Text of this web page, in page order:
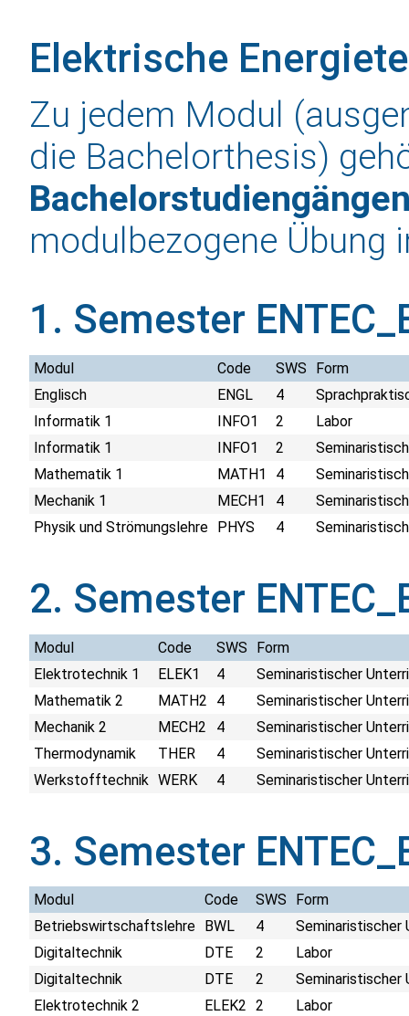
Elektrische
Zu jedem Modul
die Bachelorthesis)
modulbezogene Übung
1. Semester
Modul Code SWS
Form
Englisch
ENGL 4
Informatik 1
INFO1 2
Labor
Informatik 1
INFO1 2
Mathematik 1
MATH1 4
Mechanik 1
MECH1 4
Physik und Strömungslehre PHYS 4
2. Semester
Modul Code SWS
Form
Elektrotechnik 1
ELEK1 4
Seminaristischer
Mathematik 2
MATH2 4
Seminaristischer
Mechanik 2
MECH2 4
Seminaristischer
Thermodynamik
THER 4
Seminaristischer
Werkstofftechnik WERK 4 Seminaristischer
3. Semester
Modul Code SWS
Form
Betriebswirtschaftslehre BWL 4
Seminaristischer
Digitaltechnik
DTE 2
Labor
Digitaltechnik
DTE 2
Seminaristischer
Elektrotechnik 2
ELEK2 2
Labor